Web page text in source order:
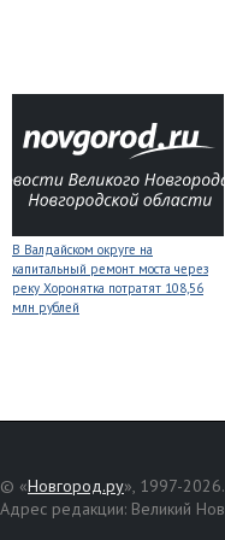
В Валдайском округе на
капитальный ремонт моста через
реку Хоронятка потратят 108,56
млн рублей
© «Новгород.ру», 1997-2026.
Адрес редакции: Великий